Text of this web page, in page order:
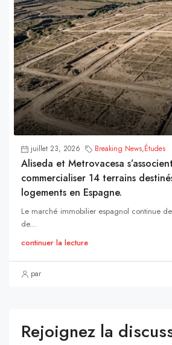
juillet 23, 2026 Breaking News,Études
Aliseda et Metrovacesa
commercialiser 14 terrains
logements en Espagne.
Le marché immobilier espagnol continue
de...
continuer la lecture
par
Rejoignez la